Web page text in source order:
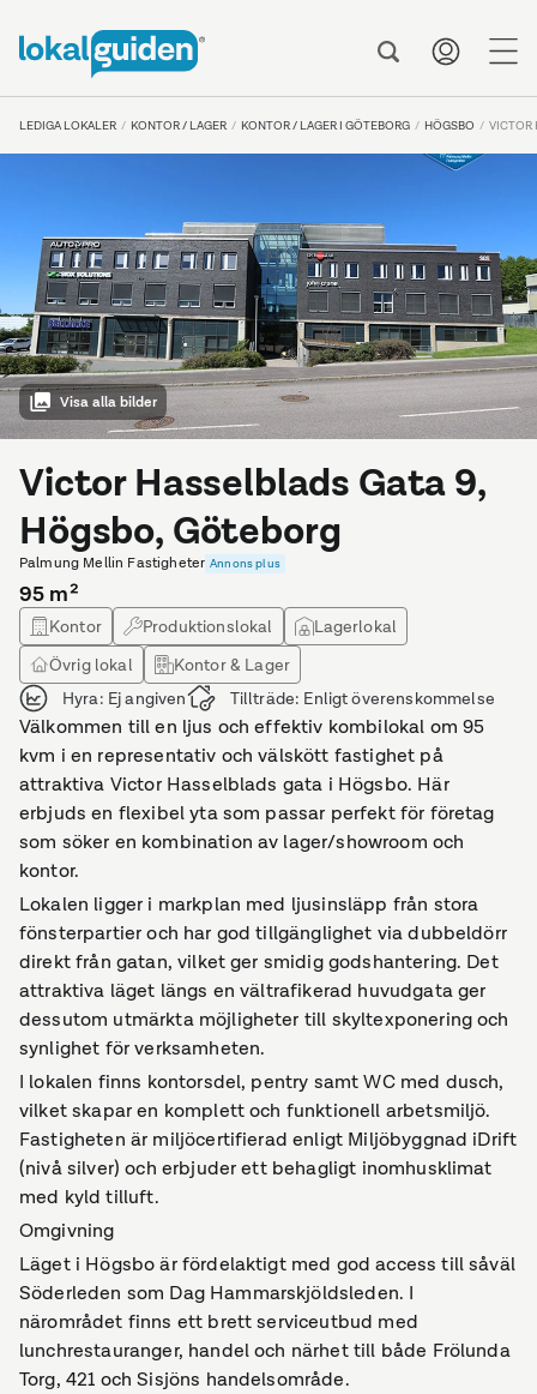
LEDIGA LOKALER KONTOR / LAGER KONTOR / LAGER I GÖTEBORG HÖGSBO VICTOR
Visa alla bilder
Victor Hasselblads Gata 9,
Högsbo, Göteborg
Palmung Mellin Fastigheter Annons plus
95 m²
Kontor Produktionslokal
Lagerlokal
Övrig lokal
Kontor & Lager
Hyra: Ej angiven Tillträde: Enligt överenskommelse
Välkommen till en ljus och effektiv kombilokal om 95
kvm i en representativ och välskött fastighet på
attraktiva Victor Hasselblads gata i Högsbo. Här
erbjuds en flexibel yta som passar perfekt för företag
som söker en kombination av lager/showroom och
kontor.
Lokalen ligger i markplan med ljusinsläpp från stora
fönsterpartier och har god tillgänglighet via dubbeldörr
direkt från gatan, vilket ger smidig godshantering. Det
attraktiva läget längs en vältrafikerad huvudgata ger
dessutom utmärkta möjligheter till skyltexponering och
synlighet för verksamheten.
I lokalen finns kontorsdel, pentry samt WC med dusch,
vilket skapar en komplett och funktionell arbetsmiljö.
Fastigheten är miljöcertifierad enligt Miljöbyggnad iDrift
(nivå silver) och erbjuder ett behagligt inomhusklimat
med kyld tilluft.
Omgivning
Läget i Högsbo är fördelaktigt med god access till såväl
Söderleden som Dag Hammarskjöldsleden. I
närområdet finns ett brett serviceutbud med
lunchrestauranger, handel och närhet till både Frölunda
Torg, 421 och Sisjöns handelsområde.